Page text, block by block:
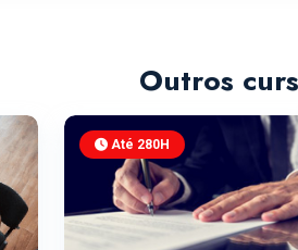
Outros
Até 280H